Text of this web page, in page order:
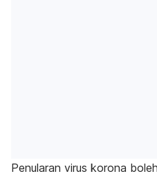
Penularan virus korona